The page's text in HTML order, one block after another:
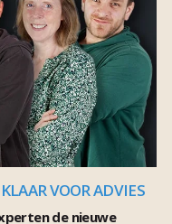
VOOR ADVIES
de nieuwe